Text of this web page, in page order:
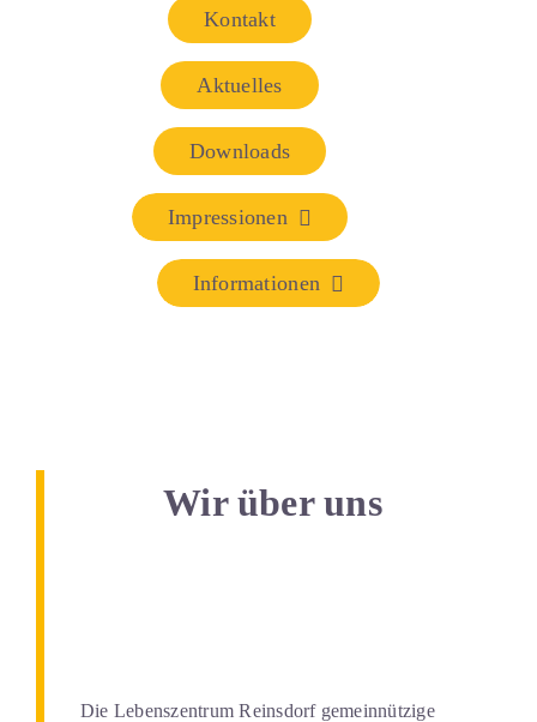
Kontakt
Aktuelles
Downloads
Impressionen
Informationen
Wir über uns
Die Lebenszentrum Reinsdorf gemeinnützige